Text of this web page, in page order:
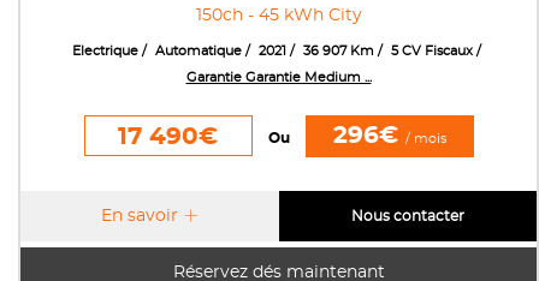
150ch - 45 kWh City
Electrique Automatique 2021 36 907 Km
5 CV Fiscaux
Garantie Garantie Medium ...
17 490€ Ou 296€ / mois
Réservez dés maintenant
En savoir Nous contacter